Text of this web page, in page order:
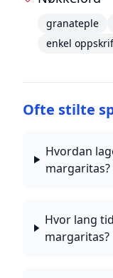
granateple
enkel
Ofte stilte
Hvordan
margaritas?
Hvor lang
margaritas?